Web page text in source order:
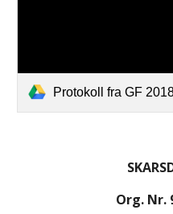
Protokoll fra GF
Org. Nr.